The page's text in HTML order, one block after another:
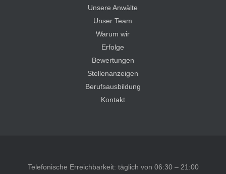
Unsere Anwälte
Unser Team
Warum wir
Erfolge
Bewertungen
Stellenanzeigen
Berufsausbildung
Kontakt
Telefonische Erreichbarkeit: täglich von 06:30 – 21:00